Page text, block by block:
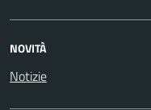
NOVITÀ
Notizie